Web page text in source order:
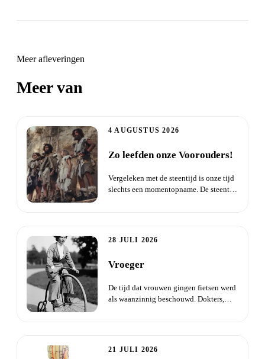
Meer afleveringen
Meer van
4 AUGUSTUS 2026
Zo leefden onze Voorouders!
Vergeleken met de steentijd is onze tijd
slechts een momentopname. De steentijd
28 JULI 2026
Vroeger
De tijd dat vrouwen gingen fietsen werd
als waanzinnig beschouwd. Dokters,
21 JULI 2026